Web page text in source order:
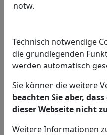
notw.
Technisch notwendige
die grundlegenden
werden automatisch
Sie können die weitere
beachten Sie aber,
dieser Webseite nicht
Weitere Informationen